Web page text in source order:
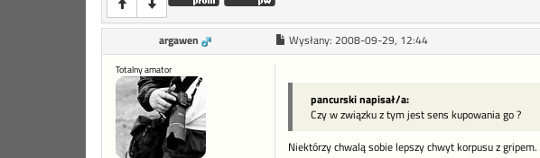
argawen Wysłany: 2008-09-29, 12:44
Totalny amator
pancurski napisał/a:
Czy w związku z tym jest sens kupowania go ?
Niektórzy chwalą sobie lepszy chwyt korpusu z gripem.